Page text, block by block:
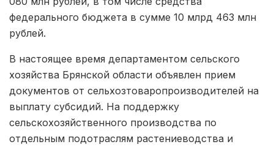
федерального бюджета в сумме 10 млрд 463 млн
рублей.
В настоящее время департаментом сельского
хозяйства Брянской области объявлен прием
документов от сельхозтоваропроизводителей на
выплату субсидий. На поддержку
сельскохозяйственного производства по
отдельным подотраслям растениеводства и